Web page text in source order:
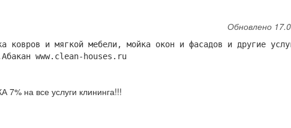
Обновлено
ковров и мягкой мебели, мойка окон и фасадов и другие
www.clean-houses.ru
на все услуги клининга!!!